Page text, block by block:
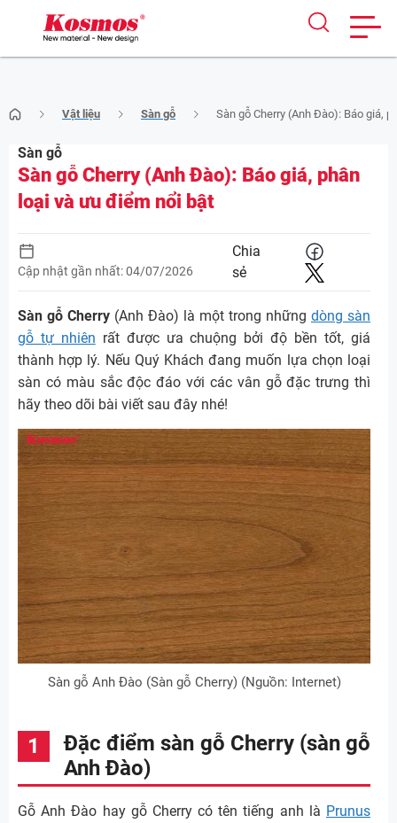
to
content
Vật liệu Sàn gỗ Sàn gỗ Cherry (Anh Đào): Báo giá,
Sàn gỗ
Sàn gỗ Cherry (Anh Đào): Báo giá, phân
loại và ưu điểm nổi bật
Cập nhật gần nhất: 04/07/2026
Chia
sẻ
Sàn gỗ Cherry (Anh Đào) là một trong những dòng sàn
gỗ tự nhiên rất được ưa chuộng bởi độ bền tốt, giá
thành hợp lý. Nếu Quý Khách đang muốn lựa chọn loại
sàn có màu sắc độc đáo với các vân gỗ đặc trưng thì
hãy theo dõi bài viết sau đây nhé!
Sàn gỗ Anh Đào (Sàn gỗ Cherry) (Nguồn: Internet)
Đặc điểm sàn gỗ Cherry (sàn gỗ
Anh Đào)
Gỗ Anh Đào hay gỗ Cherry có tên tiếng anh là Prunus